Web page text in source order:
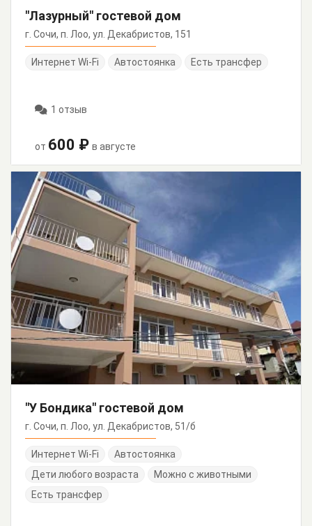
"Лазурный" гостевой дом
г. Сочи, п. Лоо, ул. Декабристов, 151
Интернет Wi-Fi Автостоянка Есть трансфер
1 отзыв
от 600 ₽ в августе
"У Бондика" гостевой дом
г. Сочи, п. Лоо, ул. Декабристов, 51/б
Интернет Wi-Fi
Автостоянка
Дети любого возраста
Можно с животными
Есть трансфер